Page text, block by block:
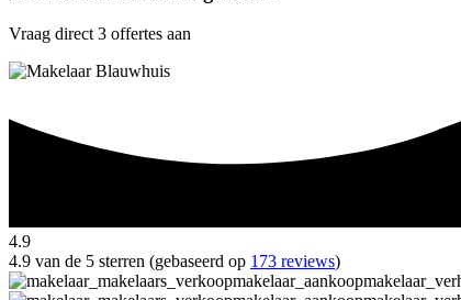
Vraag direct 3 offertes aan
4.9
4.9 van de 5 sterren (gebaseerd op 173 reviews)